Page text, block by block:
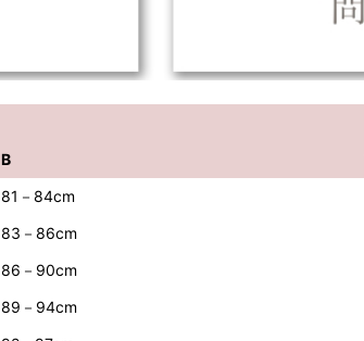
B
81－84cm
83－86cm
86－90cm
89－94cm